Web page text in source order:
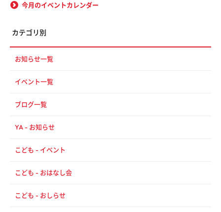
今月のイベントカレンダー
カテゴリ別
お知らせ一覧
イベント一覧
ブログ一覧
YA - お知らせ
こども - イベント
こども - おはなし会
こども - おしらせ